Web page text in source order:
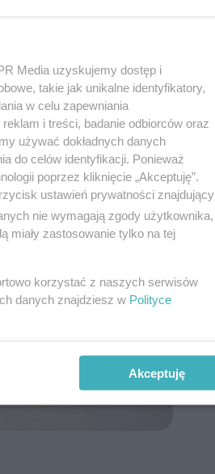
Media uzyskujemy dostęp i
takie jak unikalne identyfikatory,
w celu zapewniania
i treści, badanie odbiorców oraz
używać dokładnych danych
do celów identyfikacji. Ponieważ
poprzez kliknięcie „Akceptuję”.
ustawień prywatności znajdujący
nie wymagają zgody użytkownika,
miały zastosowanie tylko na tej
korzystać z naszych serwisów
danych znajdziesz w Polityce
Akceptuję